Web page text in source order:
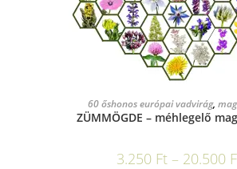
OPCIÓK VÁLASZTÁSA
60 őshonos európai vadvirág,
ZÜMMÖGDE – méhlegelő
3.250 Ft – 20.500